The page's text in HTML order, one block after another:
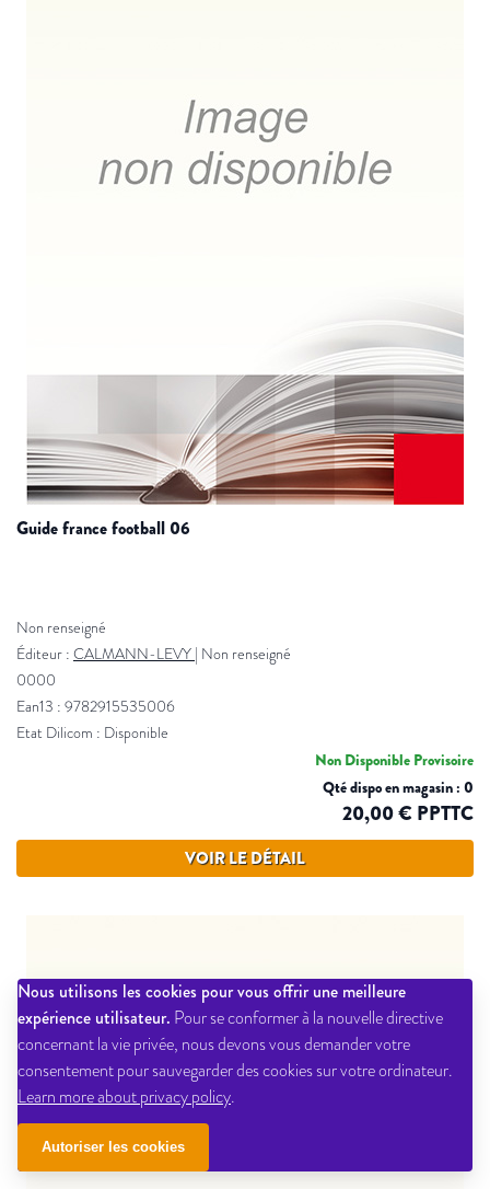
Nous utilisons les cookies pour vous offrir une meilleure
expérience utilisateur. Pour se conformer à la nouvelle directive
concernant la vie privée, nous devons vous demander votre
consentement pour sauvegarder des cookies sur votre ordinateur.
Learn more about privacy policy.
Autoriser les cookies
guide france football 06
Non renseigné
Éditeur : CALMANN-LEVY | Non renseigné
0000
Ean13 : 9782915535006
Etat Dilicom : Disponible
Non Disponible Provisoire
Qté dispo en magasin : 0
20,00 € PPTTC
VOIR LE DÉTAIL